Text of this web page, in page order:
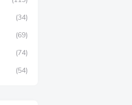
(34)
(69)
(74)
(54)